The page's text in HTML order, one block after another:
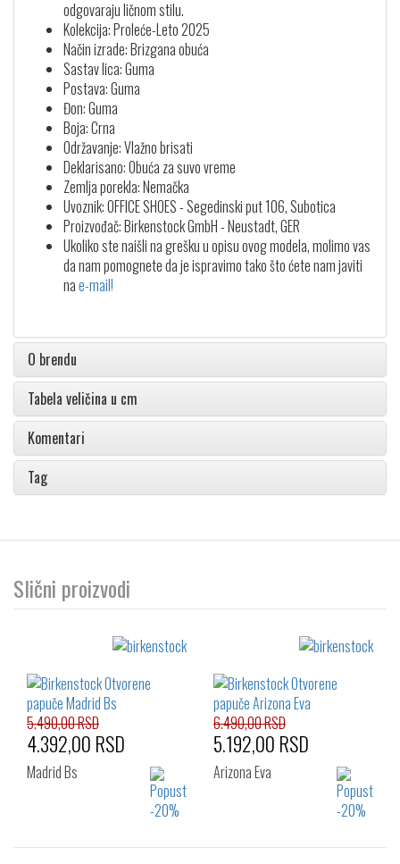
odgovaraju ličnom stilu.
Kolekcija: Proleće-Leto 2025
Način izrade: Brizgana obuća
Sastav lica: Guma
Postava: Guma
Đon: Guma
Boja: Crna
Održavanje: Vlažno brisati
Deklarisano: Obuća za suvo vreme
Zemlja porekla: Nemačka
Uvoznik: OFFICE SHOES - Segedinski put 106, Subotica
Proizvođač: Birkenstock GmbH - Neustadt, GER
Ukoliko ste naišli na grešku u opisu ovog modela, molimo vas
da nam pomognete da je ispravimo tako što ćete nam javiti
nae-mail!
O brendu
Tabela veličina u cm
Komentari
Tag
Slični proizvodi
5.490,00 RSD
4.392,00 RSD
Madrid Bs
6.490,00 RSD
5.192,00 RSD
Arizona Eva